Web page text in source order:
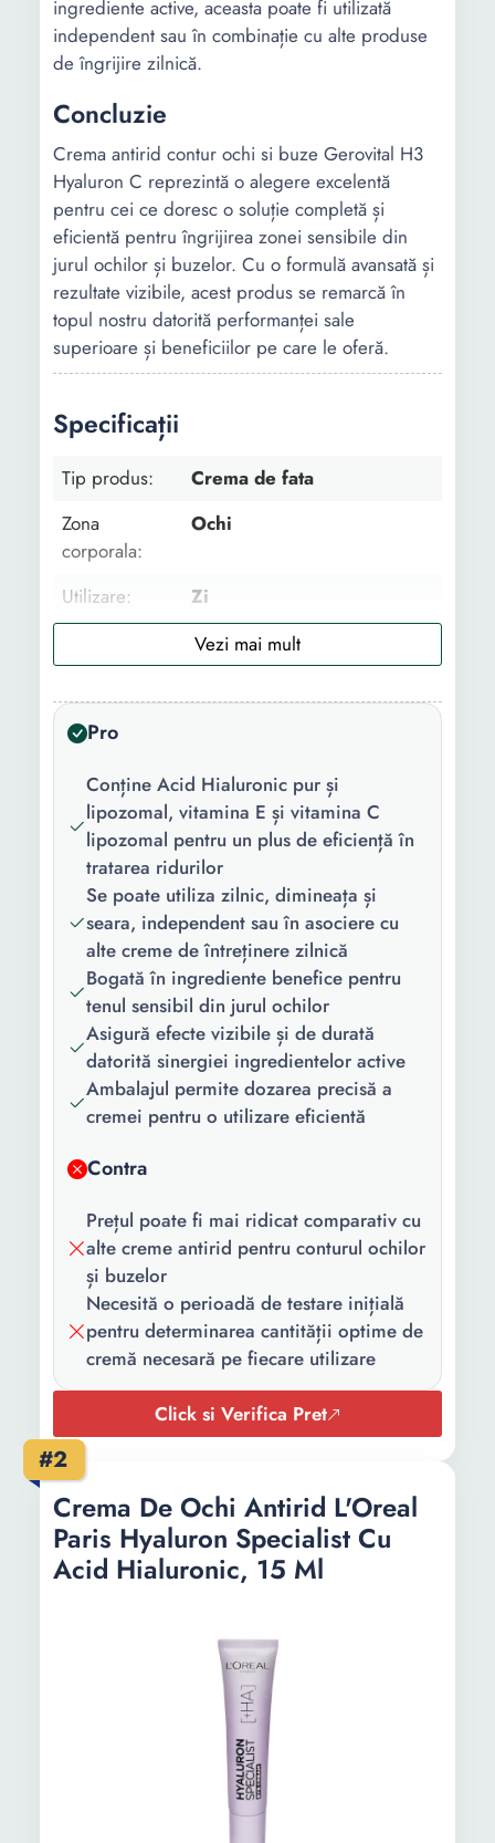
ingrediente active, aceasta poate fi utilizată
independent sau în combinație cu alte produse
de îngrijire zilnică.
Concluzie
Crema antirid contur ochi si buze Gerovital H3
Hyaluron C reprezintă o alegere excelentă
pentru cei ce doresc o soluție completă și
eficientă pentru îngrijirea zonei sensibile din
jurul ochilor și buzelor. Cu o formulă avansată și
rezultate vizibile, acest produs se remarcă în
topul nostru datorită performanței sale
superioare și beneficiilor pe care le oferă.
Specificații
Tip produs:
Crema de fata
Zona
corporala:
Ochi
Utilizare:
Zi
Clasic
Tipul de ten:
Uscat Gras Matur Normal
Proprietati:
Acid hialuronic
Continut
pachet:
1 x Crema de ochi
Cantitate: 15 ml
Pro
Conține Acid Hialuronic pur și
lipozomal, vitamina E și vitamina C
lipozomal pentru un plus de eficiență în
tratarea ridurilor
Se poate utiliza zilnic, dimineața și
seara, independent sau în asociere cu
alte creme de întreținere zilnică
Bogată în ingrediente benefice pentru
tenul sensibil din jurul ochilor
Asigură efecte vizibile și de durată
datorită sinergiei ingredientelor active
Ambalajul permite dozarea precisă a
cremei pentru o utilizare eficientă
Contra
Prețul poate fi mai ridicat comparativ cu
alte creme antirid pentru conturul ochilor
și buzelor
Necesită o perioadă de testare inițială
pentru determinarea cantității optime de
cremă necesară pe fiecare utilizare
Click si Verifica Pret
#2
Crema De Ochi Antirid L'Oreal
Paris Hyaluron Specialist Cu
Acid Hialuronic, 15 Ml